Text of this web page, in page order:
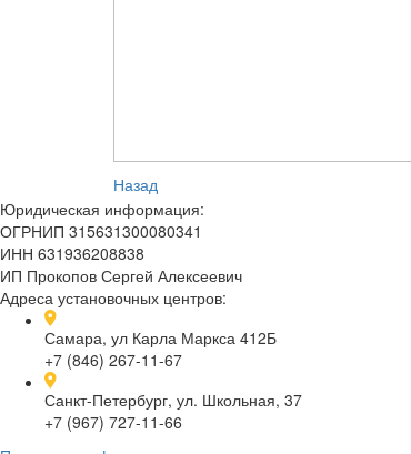
Назад
Юридическая информация:
ОГРНИП 315631300080341
ИНН 631936208838
ИП Прокопов Сергей Алексеевич
Адреса установочных центров:
Самара, ул Карла Маркса 412Б
+7 (846) 267-11-67
Санкт-Петербург, ул. Школьная, 37
+7 (967) 727-11-66